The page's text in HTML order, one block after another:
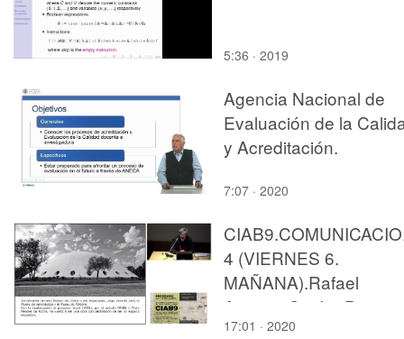
5:36 · 2019
Agencia Nacional de
Evaluación de la
y Acreditación.
7:07 · 2020
4 (VIERNES 6.
MAÑANA).Rafael
Antonio Cunha
Maria Augusta Justi
17:01 · 2020